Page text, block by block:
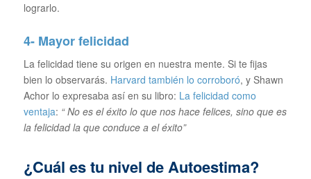
lograrlo.
4- Mayor felicidad
La felicidad tiene su origen en nuestra mente. Si te fijas
bien lo observarás. Harvard también lo corroboró, y Shawn
Achor lo expresaba así en su libro: La felicidad como
ventaja: “ No es el éxito lo que nos hace felices, sino que es
la felicidad la que conduce a el éxito”
¿Cuál es tu nivel de Autoestima?